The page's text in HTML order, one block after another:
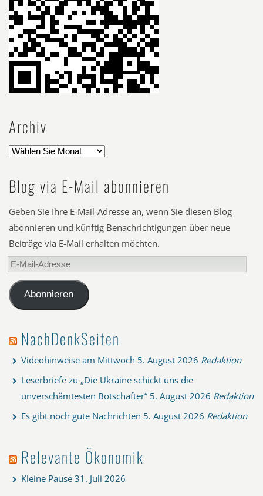
Archiv
Blog via E-Mail abonnieren
Geben Sie Ihre E-Mail-Adresse an, wenn Sie diesen Blog
abonnieren und künftig Benachrichtigungen über neue
Beiträge via E-Mail erhalten möchten.
E-
Mail-
AdresseAbonnieren
NachDenkSeiten
Videohinweise am Mittwoch 5. August 2026 Redaktion
Leserbriefe zu „Die Ukraine schickt uns die
unverschämtesten Botschafter“ 5. August 2026 Redaktion
Es gibt noch gute Nachrichten 5. August 2026 Redaktion
Relevante Ökonomik
Kleine Pause 31. Juli 2026